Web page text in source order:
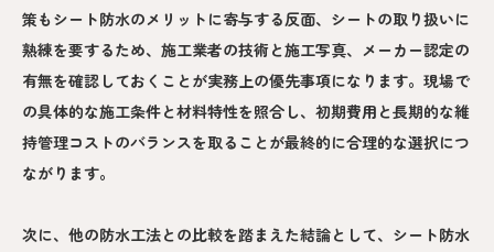
策もシート防水のメリットに寄与する反面、シートの取り扱いに
熟練を要するため、施工業者の技術と施工写真、メーカー認定の
有無を確認しておくことが実務上の優先事項になります。現場で
の具体的な施工条件と材料特性を照合し、初期費用と長期的な維
持管理コストのバランスを取ることが最終的に合理的な選択につ
ながります。
次に、他の防水工法との比較を踏まえた結論として、シート防水